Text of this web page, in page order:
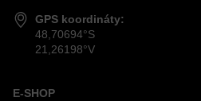
GPS koordináty:
48,70694°S
21,26198°V
E-SHOP